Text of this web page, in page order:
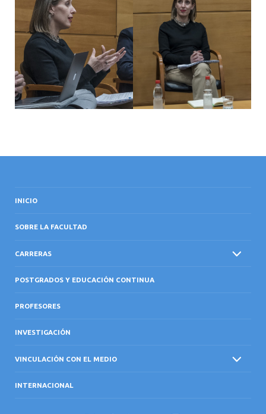
INICIO
SOBRE LA FACULTAD
CARRERAS
POSTGRADOS Y EDUCACIÓN CONTINUA
PROFESORES
INVESTIGACIÓN
VINCULACIÓN CON EL MEDIO
INTERNACIONAL